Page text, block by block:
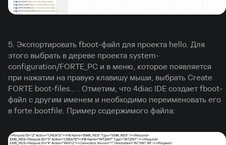
5. Экспортировать fboot-файл для проекта hello. Для
этого выбрать в дереве проекта system-
configuration/FORTE_PC и в меню, которое появляется
при нажатии на правую клавишу мыши, выбрать Create
FORTE boot-files… . Отметим, что 4diac IDE создает fboot-
файл с другим именем и необходимо переименовать его
в forte.bootfile. Пример содержимого файла: